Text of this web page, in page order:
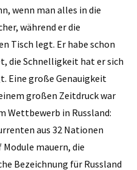
wenn man alles in die
während er die
Tisch legt. Er habe schon
die Schnelligkeit hat er sich
Eine große Genauigkeit
großen Zeitdruck war
Wettbewerb in Russland:
aus 32 Nationen
mauern, die
Bezeichnung für Russland